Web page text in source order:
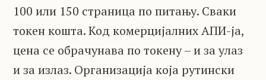
100 или 150 страница по питању. Сваки
токен кошта. Код комерцијалних АПИ-ја,
цена се обрачунава по токену – и за улаз
и за излаз. Организација која рутински